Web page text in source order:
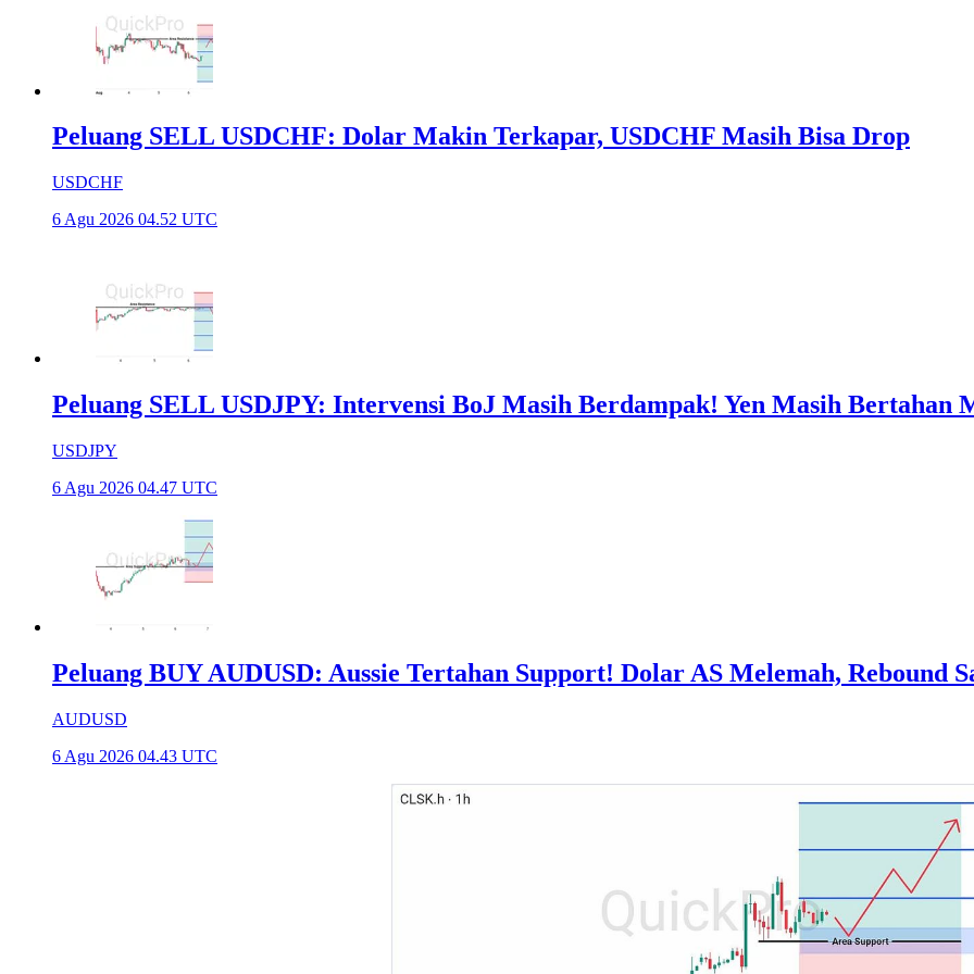
Peluang SELL USDCHF: Dolar Makin Terkapar, USDCHF Masih Bisa Drop
USDCHF
6 Agu 2026 04.52 UTC
Peluang SELL USDJPY: Intervensi BoJ Masih Berdampak! Yen Masih Bertahan
USDJPY
6 Agu 2026 04.47 UTC
Peluang BUY AUDUSD: Aussie Tertahan Support! Dolar AS Melemah, Rebound
AUDUSD
6 Agu 2026 04.43 UTC